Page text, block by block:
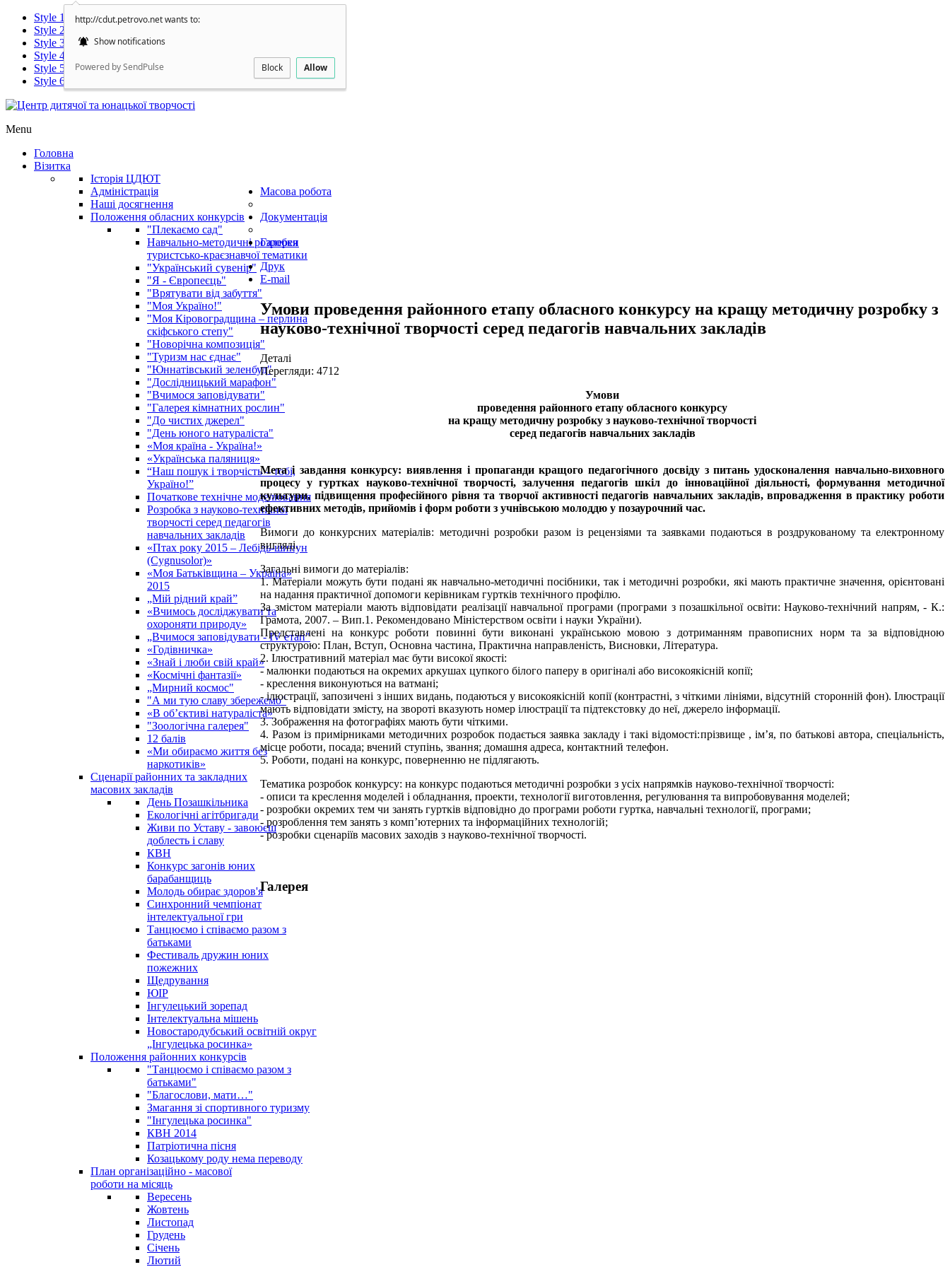
http://cdut.petrovo.net wants to:
Show notifications
Powered by SendPulse Block Allow
Style 1
Style 2
Style 3
Style 4
Style 5
Style 6
Menu
Головна
Візитка
Історія ЦДЮТ
Адміністрація
Наші досягнення
Масова робота
Положення обласних конкурсів
"Плекаємо сад"
Навчально-методичні розробки
туристсько-краєзнавчої тематики
"Український сувенір"
"Я - Європеєць"
"Врятувати від забуття"
"Моя Україно!"
"Моя Кіровоградщина – перлина
скіфського степу"
"Новорічна композиція"
"Туризм нас єднає"
"Юннатівський зеленбуд"
"Дослідницький марафон"
"Вчимося заповідувати"
"Галерея кімнатних рослин"
"До чистих джерел"
"День юного натураліста"
«Моя країна - Україна!»
«Українська паляниця»
“Наш пошук і творчість – тобі,
Україно!”
Початкове технічне моделювання
Розробка з науково-технічної
творчості серед педагогів
навчальних закладів
«Птах року 2015 – Лебідь-шипун
(Cygnusolor)»
«Моя Батьківщина – Україна»
2015
„Мій рідний край”
«Вчимось досліджувати та
охороняти природу»
„Вчимося заповідувати - ІV етап"
«Годівничка»
«Знай і люби свій край»
«Космічні фантазії»
„Мирний космос"
"А ми тую славу збережемо"
«В об’єктиві натураліста»
"Зоологічна галерея"
12 балів
«Ми обираємо життя без
наркотиків»
Сценарії районних та закладних
масових закладів
День Позашкільника
Екологічні агітбригади
Живи по Уставу - завоюєш
доблесть і славу
КВН
Конкурс загонів юних
барабанщиць
Молодь обирає здоров'я
Синхронний чемпіонат
інтелектуальної гри
Танцюємо і співаємо разом з
батьками
Фестиваль дружин юних
пожежних
Щедрування
ЮІР
Інгулецький зорепад
Інтелектуальна мішень
Новостародубський освітній округ
„Інгулецька росинка»
Положення районних конкурсів
"Танцюємо і співаємо разом з
батьками"
"Благослови, мати…"
Змагання зі спортивного туризму
"Інгулецька росинка"
КВН 2014
Патріотична пісня
Козацькому роду нема переводу
План організаційно - масової
роботи на місяць
Вересень
Жовтень
Листопад
Грудень
Січень
Лютий
Документація
Галерея
Друк
E-mail
Умови проведення районного етапу обласного конкурсу на кращу методичну розробку з
науково-технічної творчості серед педагогів навчальних закладів
Деталі
Перегляди: 4712
Умови
проведення районного етапу обласного конкурсу
на кращу методичну розробку з науково-технічної творчості
серед педагогів навчальних закладів
Мета і завдання конкурсу: виявлення і пропаганди кращого педагогічного досвіду з питань удосконалення навчально-виховного
процесу у гуртках науково-технічної творчості, залучення педагогів шкіл до інноваційної діяльності, формування методичної
культури, підвищення професійного рівня та творчої активності педагогів навчальних закладів, впровадження в практику роботи
ефективних методів, прийомів і форм роботи з учнівською молоддю у позаурочний час.
Вимоги до конкурсних матеріалів: методичні розробки разом із рецензіями та заявками подаються в роздрукованому та електронному
вигляді.
Загальні вимоги до матеріалів:
1. Матеріали можуть бути подані як навчально-методичні посібники, так і методичні розробки, які мають практичне значення, орієнтовані
на надання практичної допомоги керівникам гуртків технічного профілю.
За змістом матеріали мають відповідати реалізації навчальної програми (програми з позашкільної освіти: Науково-технічний напрям, - К.:
Грамота, 2007. – Вип.1. Рекомендовано Міністерством освіти і науки України).
Представлені на конкурс роботи повинні бути виконані українською мовою з дотриманням правописних норм та за відповідною
структурою: План, Вступ, Основна частина, Практична направленість, Висновки, Література.
2. Ілюстративний матеріал має бути високої якості:
- малюнки подаються на окремих аркушах цупкого білого паперу в оригіналі або високоякісній копії;
- креслення виконуються на ватмані;
- ілюстрації, запозичені з інших видань, подаються у високоякісній копії (контрастні, з чіткими лініями, відсутній сторонній фон). Ілюстрації
мають відповідати змісту, на звороті вказують номер ілюстрації та підтекстовку до неї, джерело інформації.
3. Зображення на фотографіях мають бути чіткими.
4. Разом із примірниками методичних розробок подається заявка закладу і такі відомості׃ прізвище , ім’я, по батькові автора, спеціальність,
місце роботи, посада; вчений ступінь, звання; домашня адреса, контактний телефон.
5. Роботи, подані на конкурс, поверненню не підлягають.
Тематика розробок конкурсу: на конкурс подаються методичні розробки з усіх напрямків науково-технічної творчості:
- описи та креслення моделей і обладнання, проекти, технології виготовлення, регулювання та випробовування моделей;
- розробки окремих тем чи занять гуртків відповідно до програми роботи гуртка, навчальні технології, програми;
- розроблення тем занять з комп’ютерних та інформаційних технологій;
- розробки сценаріїв масових заходів з науково-технічної творчості.
Галерея